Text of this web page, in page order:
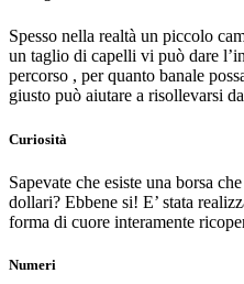
Spesso nella realtà un piccolo
un taglio di capelli vi può dare
percorso , per quanto banale
giusto può aiutare a risollevarsi
Curiosità
Sapevate che esiste una borsa
dollari? Ebbene si! E’ stata
forma di cuore interamente
Numeri